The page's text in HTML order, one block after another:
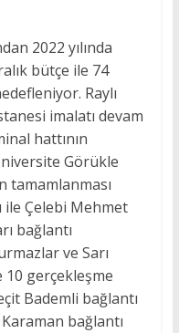
2022 yılında
bütçe ile 74
Raylı
imalatı devam
hattının
Görükle
tamamlanması
ile Çelebi Mehmet
bağlantı
ve Sarı
10 gerçekleşme
Bademli bağlantı
bağlantı